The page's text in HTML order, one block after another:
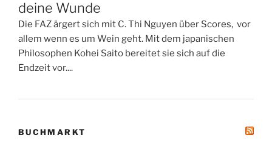
deine Wunde
Die FAZ ärgert sich mit C. Thi Nguyen über Scores, vor
allem wenn es um Wein geht. Mit dem japanischen
Philosophen Kohei Saito bereitet sie sich auf die
Endzeit vor....
BUCHMARKT